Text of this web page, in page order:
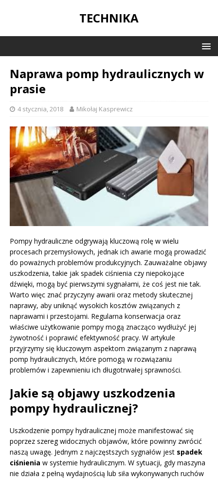
TECHNIKA
Naprawa pomp hydraulicznych w
prasie
4 stycznia, 2018 Mikołaj Kasprewicz
Pompy hydrauliczne odgrywają kluczową rolę w wielu
procesach przemysłowych, jednak ich awarie mogą prowadzić
do poważnych problemów produkcyjnych. Zauważalne objawy
uszkodzenia, takie jak spadek ciśnienia czy niepokojące
dźwięki, mogą być pierwszymi sygnałami, że coś jest nie tak.
Warto więc znać przyczyny awarii oraz metody skutecznej
naprawy, aby uniknąć wysokich kosztów związanych z
naprawami i przestojami. Regularna konserwacja oraz
właściwe użytkowanie pompy mogą znacząco wydłużyć jej
żywotność i poprawić efektywność pracy. W artykule
przyjrzymy się kluczowym aspektom związanym z naprawą
pomp hydraulicznych, które pomogą w rozwiązaniu
problemów i zapewnieniu ich długotrwałej sprawności.
Jakie są objawy uszkodzenia
pompy hydraulicznej?
Uszkodzenie pompy hydraulicznej może manifestować się
poprzez szereg widocznych objawów, które powinny zwrócić
naszą uwagę. Jednym z najczęstszych sygnałów jest spadek
ciśnienia w systemie hydraulicznym. W sytuacji, gdy maszyna
nie działa z pełną wydajnością lub siła wykonywanych ruchów